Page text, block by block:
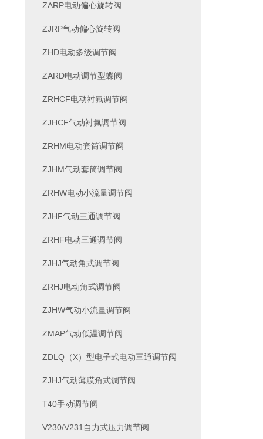
ZARP电动偏心旋转阀
ZJRP气动偏心旋转阀
ZHD电动多级调节阀
ZARD电动调节型蝶阀
ZRHCF电动衬氟调节阀
ZJHCF气动衬氟调节阀
ZRHM电动套筒调节阀
ZJHM气动套筒调节阀
ZRHW电动小流量调节阀
ZJHF气动三通调节阀
ZRHF电动三通调节阀
ZJHJ气动角式调节阀
ZRHJ电动角式调节阀
ZJHW气动小流量调节阀
ZMAP气动低温调节阀
ZDLQ（X）型电子式电动三通调节阀
ZJHJ气动薄膜角式调节阀
T40手动调节阀
V230/V231自力式压力调节阀